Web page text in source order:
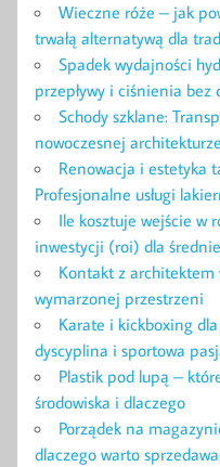
Wieczne róże – jak
trwałą alternatywą dla
Spadek wydajności
przepływy i ciśnienia
Schody szklane:
nowoczesnej architekturze
Renowacja i estetyka
Profesjonalne usługi
Ile kosztuje wejście w
inwestycji (roi) dla
Kontakt z
wymarzonej przestrzeni
Karate i kickboxing
dyscyplina i sportowa
Plastik pod lupą –
środowiska i dlaczego
Porządek na
dlaczego warto